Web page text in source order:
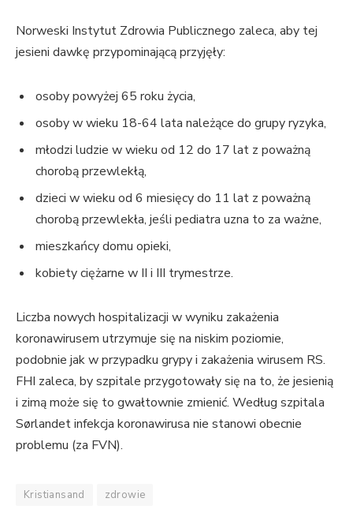
Norweski Instytut Zdrowia Publicznego zaleca, aby tej
jesieni dawkę przypominającą przyjęły:
osoby powyżej 65 roku życia,
osoby w wieku 18-64 lata należące do grupy ryzyka,
młodzi ludzie w wieku od 12 do 17 lat z poważną
chorobą przewlekłą,
dzieci w wieku od 6 miesięcy do 11 lat z poważną
chorobą przewlekła, jeśli pediatra uzna to za ważne,
mieszkańcy domu opieki,
kobiety ciężarne w II i III trymestrze.
Liczba nowych hospitalizacji w wyniku zakażenia
koronawirusem utrzymuje się na niskim poziomie,
podobnie jak w przypadku grypy i zakażenia wirusem RS.
FHI zaleca, by szpitale przygotowały się na to, że jesienią
i zimą może się to gwałtownie zmienić. Według szpitala
Sørlandet infekcja koronawirusa nie stanowi obecnie
problemu (za FVN).
Kristiansand zdrowie